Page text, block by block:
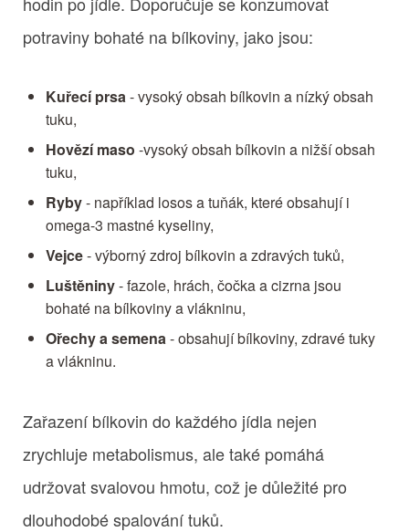
potraviny bohaté na bílkoviny, jako jsou:
Kuřecí prsa - vysoký obsah bílkovin a nízký obsah
tuku,
Hovězí maso -vysoký obsah bílkovin a nižší obsah
tuku,
Ryby- například losos a tuňák, které obsahují i
omega-3 mastné kyseliny,
Vejce- výborný zdroj bílkovin a zdravých tuků,
Luštěniny- fazole, hrách, čočka a cizrna jsou
bohaté na bílkoviny a vlákninu,
Ořechy a semena - obsahují bílkoviny, zdravé tuky
a vlákninu.
Zařazení bílkovin do každého jídla nejen
zrychluje metabolismus, ale také pomáhá
udržovat svalovou hmotu, což je důležité pro
dlouhodobé spalování tuků.